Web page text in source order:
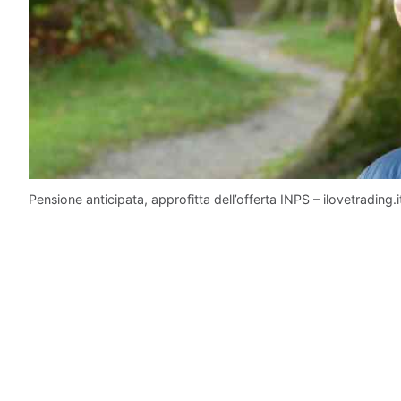
Pensione anticipata, approfitta dell’offerta INPS –